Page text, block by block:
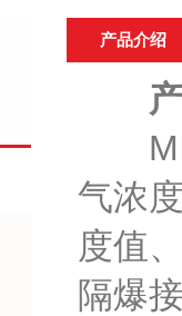
产品介绍
产
气浓
度值
隔爆